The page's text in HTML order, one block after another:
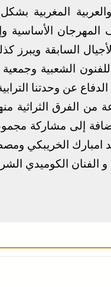
المغربية
الأساسية
السابقة ويبرز
الشعبية
عن وحدتنا
الفرق الثراثية
إلى مشاركة
امبارك الخريبكي
الفنان الكوميدي